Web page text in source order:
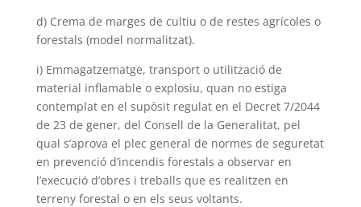
d) Crema de marges de cultiu o de restes agrícoles o
forestals (model normalitzat).
i) Emmagatzematge, transport o utilització de
material inflamable o explosiu, quan no estiga
contemplat en el supòsit regulat en el Decret 7/2044
de 23 de gener, del Consell de la Generalitat, pel
qual s’aprova el plec general de normes de seguretat
en prevenció d’incendis forestals a observar en
l’execució d’obres i treballs que es realitzen en
terreny forestal o en els seus voltants.